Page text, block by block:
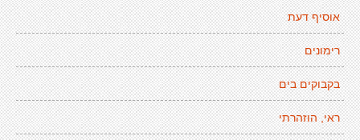
אוסיף דעת
רימונים
בקבוקים בים
ראי, הוזהרתי